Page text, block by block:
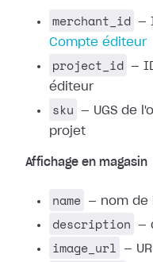
merchant_id
—
Compte éditeur
project_id
—
éditeur
sku
— UGS de
projet
Affichage en magasin
name — nom de
description —
image_url —